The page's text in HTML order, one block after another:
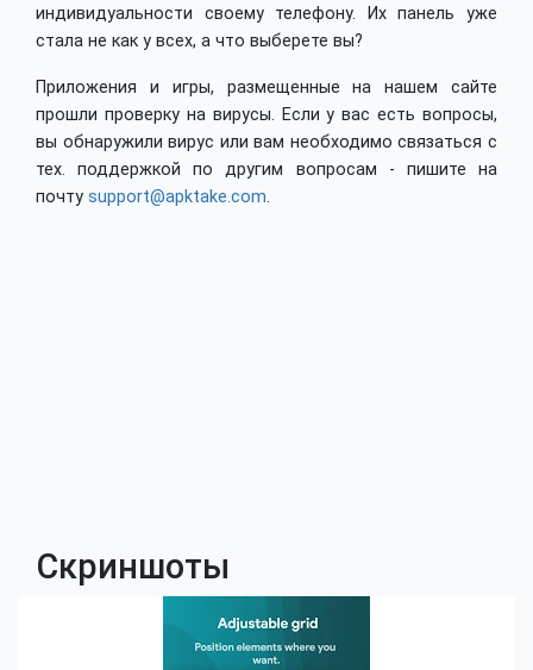
индивидуальности своему телефону. Их панель уже
стала не как у всех, а что выберете вы?
Приложения и игры, размещенные на нашем сайте
прошли проверку на вирусы. Если у вас есть вопросы,
вы обнаружили вирус или вам необходимо связаться с
тех. поддержкой по другим вопросам - пишите на
почту support@apktake.com.
Скриншоты